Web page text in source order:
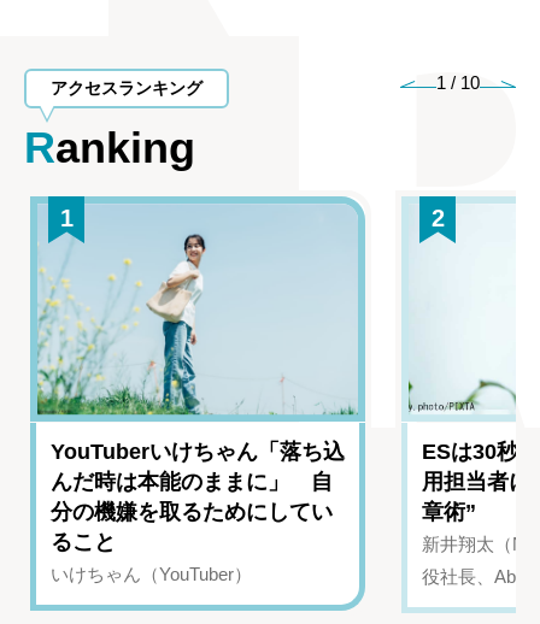
アクセスランキング
Ranking
1 / 10
1
YouTuberいけちゃん「落ち込
んだ時は本能のままに」 自
分の機嫌を取るためにしてい
ること
いけちゃん（YouTuber）
2
ESは30秒
用担当者に
章術”
新井翔太（
役社長、